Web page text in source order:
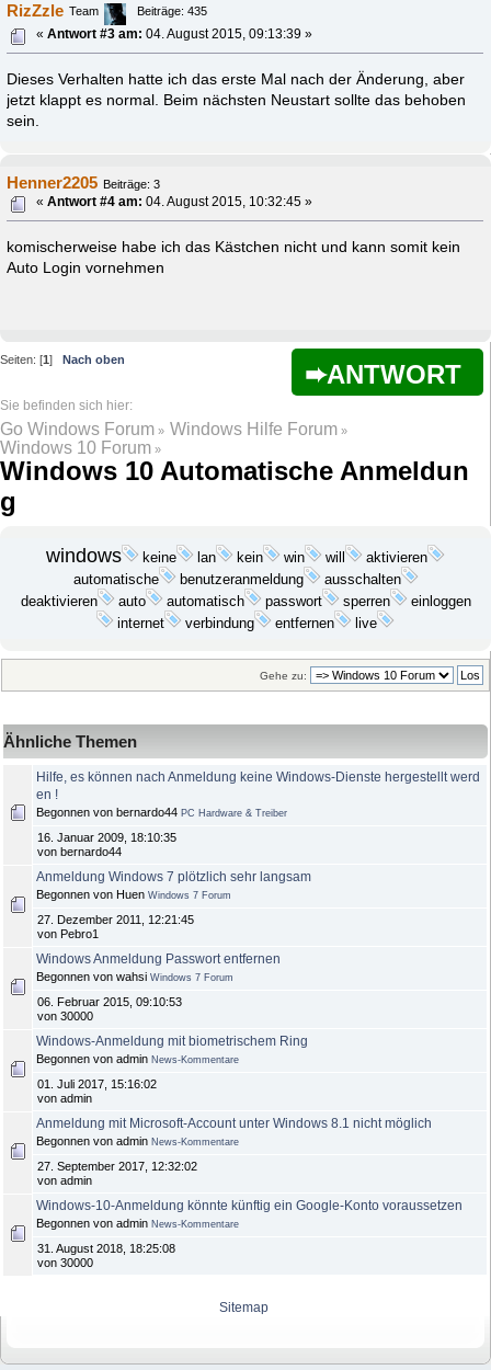
RizZzle Team
Beiträge: 435
«Antwort #3 am: 04. August 2015, 09:13:39 »
Dieses Verhalten hatte ich das erste Mal nach der Änderung, aber
jetzt klappt es normal. Beim nächsten Neustart sollte das behoben
sein.
Henner2205 Beiträge: 3
«Antwort #4 am: 04. August 2015, 10:32:45 »
komischerweise habe ich das Kästchen nicht und kann somit kein
Auto Login vornehmen
ANTWORT
Seiten: [1] Nach oben
Go Windows Forum » Windows Hilfe Forum »
Windows 10 Forum »
Windows 10 Automatische Anmeldun
g
windows keine lan kein win will aktivieren
automatische benutzeranmeldung
ausschalten
deaktivieren
auto automatisch passwort sperren einloggen
internet verbindung entfernen live
Gehe zu:
Ähnliche Themen
Hilfe, es können nach Anmeldung keine Windows-Dienste hergestellt werd
en !
Begonnen von bernardo44 PC Hardware & Treiber
16. Januar 2009, 18:10:35
von bernardo44
Anmeldung Windows 7 plötzlich sehr langsam
Begonnen von Huen Windows 7 Forum
27. Dezember 2011, 12:21:45
von Pebro1
Windows Anmeldung Passwort entfernen
Begonnen von wahsi Windows 7 Forum
06. Februar 2015, 09:10:53
von 30000
Windows-Anmeldung mit biometrischem Ring
Begonnen von admin News-Kommentare
01. Juli 2017, 15:16:02
von admin
Anmeldung mit Microsoft-Account unter Windows 8.1 nicht möglich
Begonnen von admin News-Kommentare
27. September 2017, 12:32:02
von admin
Windows-10-Anmeldung könnte künftig ein Google-Konto voraussetzen
Begonnen von admin News-Kommentare
31. August 2018, 18:25:08
von 30000
Sitemap